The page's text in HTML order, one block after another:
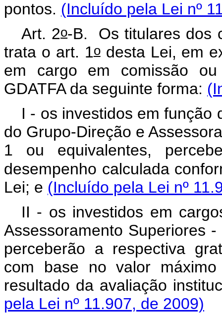
pontos. (Incluído pela Lei nº
Art. 2o-B. Os titulares dos
trata o art. 1odesta Lei, em
em cargo em comissão
GDATFA da seguinte forma:
I - os investidos em função
do Grupo-Direção e
1 ou equivalentes,
desempenho calculada
Lei; e (Incluído pela Lei nº
II - os investidos em
Assessoramento Superiores
perceberão a respectiva
com base no valor
resultado da avaliação
pela Lei nº 11.907, de 2009)